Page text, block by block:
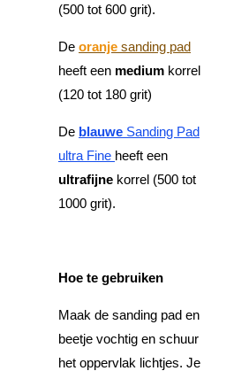
(500 tot 600 grit).
De oranje sanding pad
heeft een medium korrel
(120 tot 180 grit)
De blauwe Sanding Pad
ultra Fine heeft een
ultrafijne korrel (500 tot
1000 grit).
Hoe te gebruiken
Maak de sanding pad en
beetje vochtig en schuur
het oppervlak lichtjes. Je